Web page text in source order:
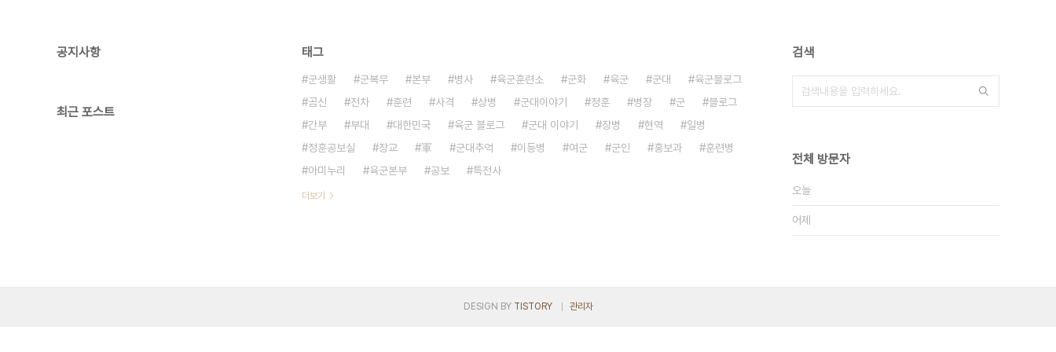
공지사항
최근 포스트
태그
군생활 군복무 본부 병사 육군훈련소 군화 육군 군대
육군블로그
곰신
전차 훈련 사격 상병 군대이야기 정훈 병장 군
블로그
간부
부대 대한민국 육군 블로그 군대 이야기 장병 현역
일병
정훈공보실
장교 軍 군대추억 이등병 여군 군인 홍보과
훈련병
아미누리
육군본부 공보 특전사
더보기
검색
전체 방문자
오늘
어제
DESIGN BY TISTORY 관리자